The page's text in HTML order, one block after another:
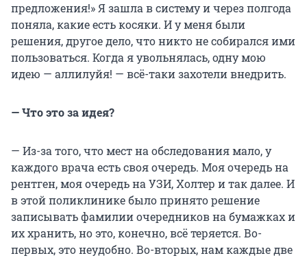
предложения!» Я зашла в систему и через полгода
поняла, какие есть косяки. И у меня были
решения, другое дело, что никто не собирался ими
пользоваться. Когда я увольнялась, одну мою
идею — аллилуйя! — всё-таки захотели внедрить.
— Что это за идея?
— Из-за того, что мест на обследования мало, у
каждого врача есть своя очередь. Моя очередь на
рентген, моя очередь на УЗИ, Холтер и так далее. И
в этой поликлинике было принято решение
записывать фамилии очередников на бумажках и
их хранить, но это, конечно, всё теряется. Во-
первых, это неудобно. Во-вторых, нам каждые две